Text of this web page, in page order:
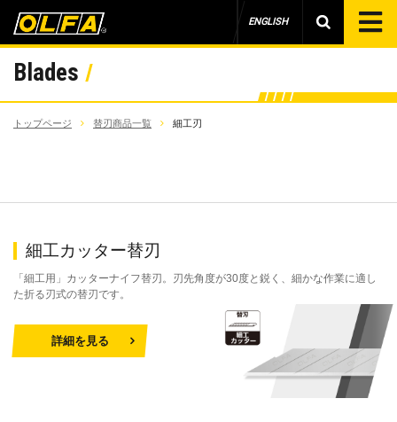
ENGLISH
Blades
トップページ 替刃商品一覧 細工刃
細工カッター替刃
「細工用」カッターナイフ替刃。刃先角度が30度と鋭く、細かな作業に適し
た折る刃式の替刃です。
詳細を見る